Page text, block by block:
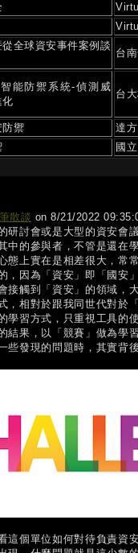
全球資安事件案例談
台
能防禦系統-偵測威
化
台
防禦 達
國
散談 on 8/21/2022
研討會或是大型的資安會
中的參與者，不管是還在
態上實在是相差很大，常
，因為「資安」即「國安
接觸到「資安」的領域，
，相對於跟我同世代對於
學習方式，只重視工具的
結果，以「競賽」做為學
些發現的問題時，其實背
這個單位如何對待負責資